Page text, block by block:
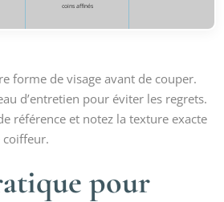
coins affinés
forme de visage avant de couper.
d’entretien pour éviter les regrets.
référence et notez la texture exacte
coiffeur.
pour